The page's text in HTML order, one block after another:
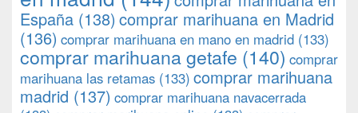
España (138) comprar marihuana en Madrid
(136) comprar marihuana en mano en madrid (133)
comprar marihuana getafe (140) comprar
marihuana las retamas (133) comprar marihuana
madrid (137) comprar marihuana navacerrada